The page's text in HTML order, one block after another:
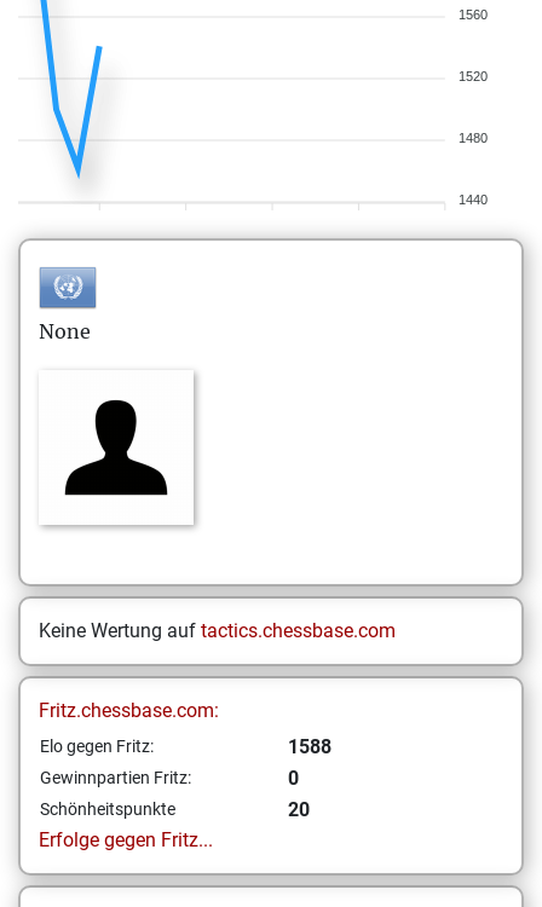
1560
1520
1480
1440
None
Keine Wertung auf tactics.chessbase.com
Fritz.chessbase.com:
Elo gegen Fritz: 1588
Gewinnpartien Fritz: 0
Schönheitspunkte
20
Erfolge gegen Fritz...